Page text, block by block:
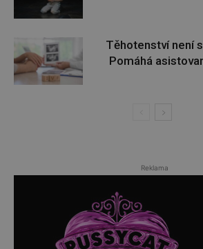
Těhotenství není
Pomáhá
Reklama